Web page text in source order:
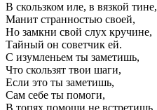
В скользком иле, в вязкой тине,
Манит странностью своей,
Но замкни свой слух кручине,
Тайный он советчик ей.
С изумленьем ты заметишь,
Что скользят твои шаги,
Если это ты заметишь,
Сам себе ты помоги,
В топях помощи не встретишь,